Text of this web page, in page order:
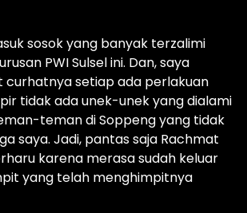
sosok yang banyak terzalimi
PWI Sulsel ini. Dan, saya
curhatnya setiap ada perlakuan
tidak ada unek-unek yang dialami
teman di Soppeng yang tidak
saya. Jadi, pantas saja Rachmat
karena merasa sudah keluar
yang telah menghimpitnya